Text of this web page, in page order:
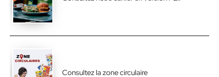
Consultez la zone circulaire